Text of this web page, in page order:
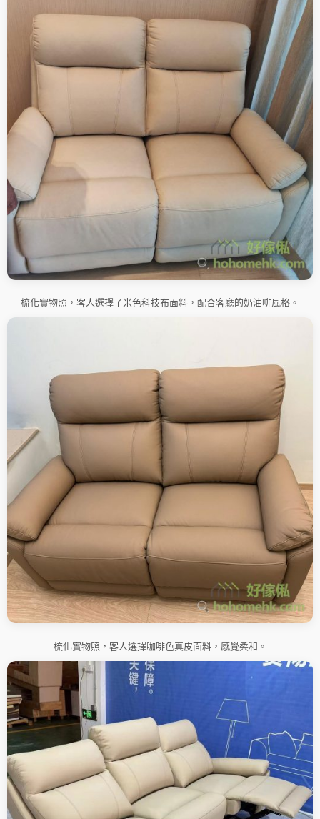
梳化實物照，客人選擇了米色科技布面料，配合客廳的奶油啡風格。
梳化實物照，客人選擇咖啡色真皮面料，感覺柔和。